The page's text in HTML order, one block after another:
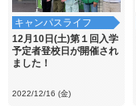
キャンパスライフ
12月10日(土)第１回入学
予定者登校日が開催され
ました！
2022/12/16 (金)